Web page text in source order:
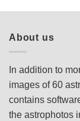
About us
In addition to
images of 60
contains
the astrophotos